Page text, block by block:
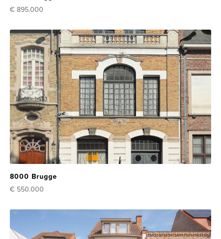
€ 895.000
8000 Brugge
€ 550.000